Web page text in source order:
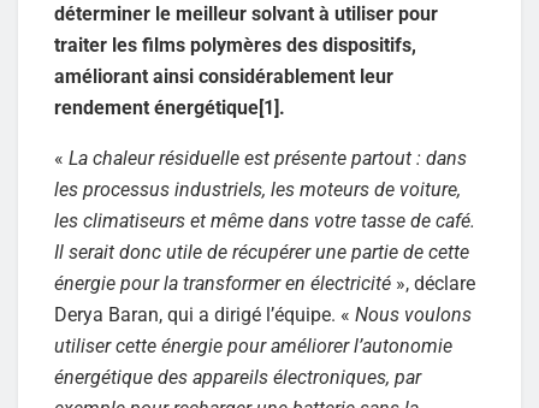
déterminer le meilleur solvant à utiliser pour
traiter les films polymères des dispositifs,
améliorant ainsi considérablement leur
rendement énergétique[1].
« La chaleur résiduelle est présente partout : dans
les processus industriels, les moteurs de voiture,
les climatiseurs et même dans votre tasse de café.
Il serait donc utile de récupérer une partie de cette
énergie pour la transformer en électricité », déclare
Derya Baran, qui a dirigé l’équipe. « Nous voulons
utiliser cette énergie pour améliorer l’autonomie
énergétique des appareils électroniques, par